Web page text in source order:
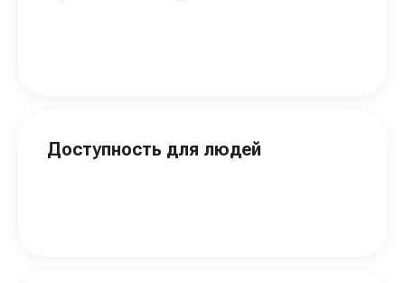
Доступность для людей